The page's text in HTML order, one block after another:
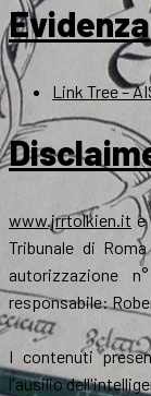
Evidenza
Link Tree –
www.jrrtolkien.it è
Tribunale di
autorizzazione
responsabile:
I contenuti
l'ausilio